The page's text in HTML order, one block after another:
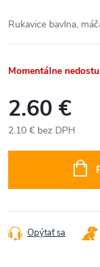
Rukavice bavlna,
Momentálne
2.60 €
2.10 € bez DPH
Opýtať sa